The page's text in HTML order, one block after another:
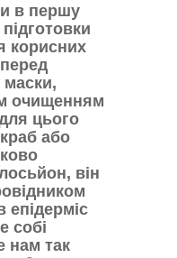
в першу
корисних
маски,
очищенням
цього
або
він
епідерміс
собі
нам так